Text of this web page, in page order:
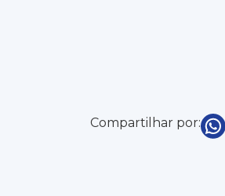
Compartilhar por: